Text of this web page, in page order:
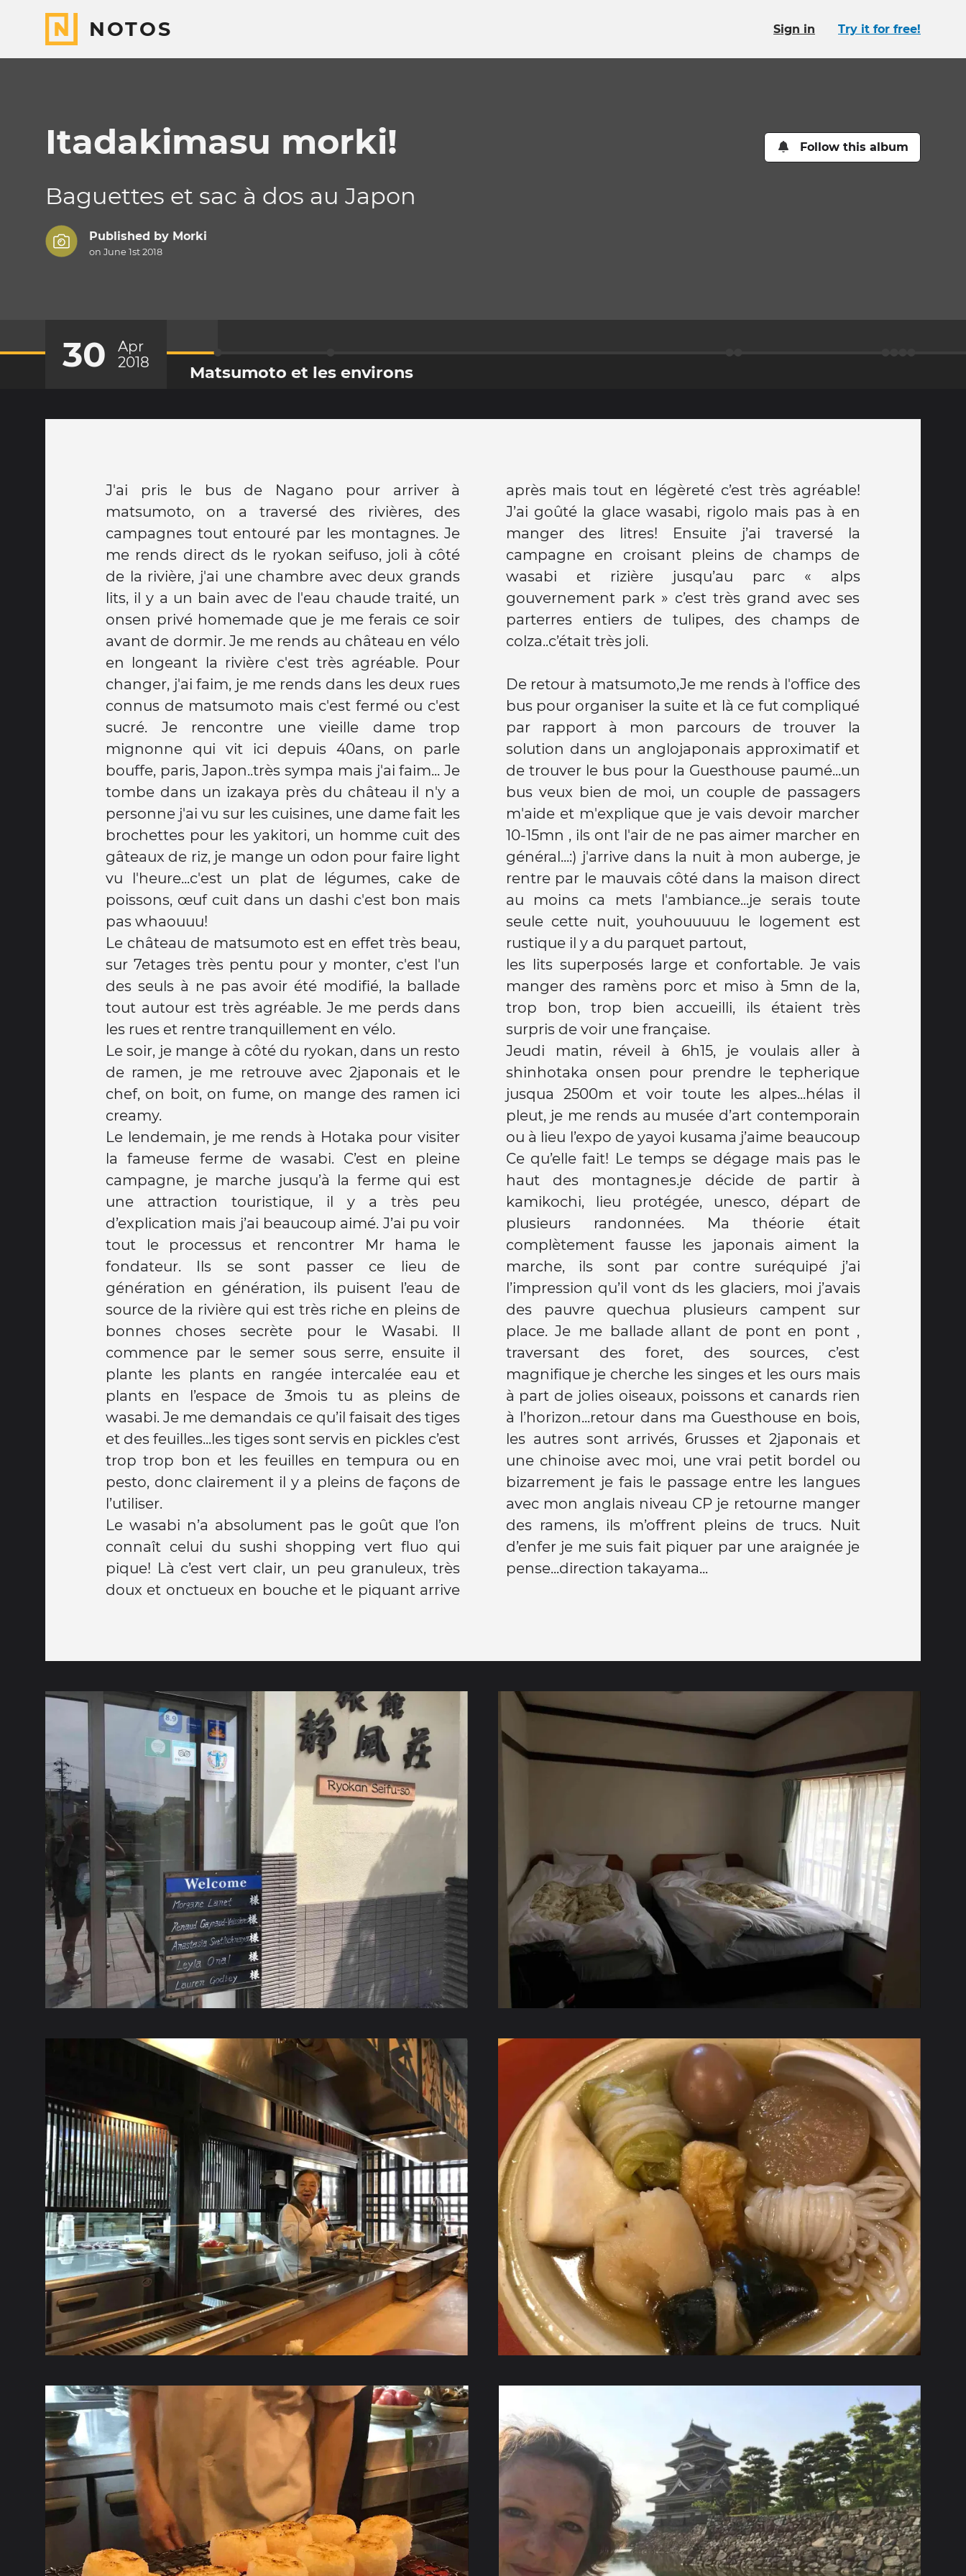
NOTOS Sign in Try it for free!
Itadakimasu morki! Follow this album
Baguettes et sac à dos au Japon
Published by Morki
on June 1st 2018
30
Apr
2018
Matsumoto et les environs
J'ai pris le bus de Nagano pour arriver à
matsumoto, on a traversé des rivières, des
campagnes tout entouré par les montagnes. Je
me rends direct ds le ryokan seifuso, joli à côté
de la rivière, j'ai une chambre avec deux grands
lits, il y a un bain avec de l'eau chaude traité, un
onsen privé homemade que je me ferais ce soir
avant de dormir. Je me rends au château en vélo
en longeant la rivière c'est très agréable. Pour
changer, j'ai faim, je me rends dans les deux rues
connus de matsumoto mais c'est fermé ou c'est
sucré. Je rencontre une vieille dame trop
mignonne qui vit ici depuis 40ans, on parle
bouffe, paris, Japon..très sympa mais j'ai faim... Je
tombe dans un izakaya près du château il n'y a
personne j'ai vu sur les cuisines, une dame fait les
brochettes pour les yakitori, un homme cuit des
gâteaux de riz, je mange un odon pour faire light
vu l'heure...c'est un plat de légumes, cake de
poissons, œuf cuit dans un dashi c'est bon mais
pas whaouuu!
Le château de matsumoto est en effet très beau,
sur 7etages très pentu pour y monter, c'est l'un
des seuls à ne pas avoir été modifié, la ballade
tout autour est très agréable. Je me perds dans
les rues et rentre tranquillement en vélo.
Le soir, je mange à côté du ryokan, dans un resto
de ramen, je me retrouve avec 2japonais et le
chef, on boit, on fume, on mange des ramen ici
creamy.
Le lendemain, je me rends à Hotaka pour visiter
la fameuse ferme de wasabi. C’est en pleine
campagne, je marche jusqu’à la ferme qui est
une attraction touristique, il y a très peu
d’explication mais j’ai beaucoup aimé. J’ai pu voir
tout le processus et rencontrer Mr hama le
fondateur. Ils se sont passer ce lieu de
génération en génération, ils puisent l’eau de
source de la rivière qui est très riche en pleins de
bonnes choses secrète pour le Wasabi. Il
commence par le semer sous serre, ensuite il
plante les plants en rangée intercalée eau et
plants en l’espace de 3mois tu as pleins de
wasabi. Je me demandais ce qu’il faisait des tiges
et des feuilles...les tiges sont servis en pickles c’est
trop trop bon et les feuilles en tempura ou en
pesto, donc clairement il y a pleins de façons de
l’utiliser.
Le wasabi n’a absolument pas le goût que l’on
connaît celui du sushi shopping vert fluo qui
pique! Là c’est vert clair, un peu granuleux, très
doux et onctueux en bouche et le piquant arrive
après mais tout en légèreté c’est très agréable!
J’ai goûté la glace wasabi, rigolo mais pas à en
manger des litres! Ensuite j’ai traversé la
campagne en croisant pleins de champs de
wasabi et rizière jusqu’au parc « alps
gouvernement park » c’est très grand avec ses
parterres entiers de tulipes, des champs de
colza..c’était très joli.
De retour à matsumoto,Je me rends à l'office des
bus pour organiser la suite et là ce fut compliqué
par rapport à mon parcours de trouver la
solution dans un anglojaponais approximatif et
de trouver le bus pour la Guesthouse paumé...un
bus veux bien de moi, un couple de passagers
m'aide et m'explique que je vais devoir marcher
10-15mn , ils ont l'air de ne pas aimer marcher en
général...:) j'arrive dans la nuit à mon auberge, je
rentre par le mauvais côté dans la maison direct
au moins ca mets l'ambiance...je serais toute
seule cette nuit, youhouuuuu le logement est
rustique il y a du parquet partout,
les lits superposés large et confortable. Je vais
manger des ramèns porc et miso à 5mn de la,
trop bon, trop bien accueilli, ils étaient très
surpris de voir une française.
Jeudi matin, réveil à 6h15, je voulais aller à
shinhotaka onsen pour prendre le tepherique
jusqua 2500m et voir toute les alpes...hélas il
pleut, je me rends au musée d’art contemporain
ou à lieu l’expo de yayoi kusama j’aime beaucoup
Ce qu’elle fait! Le temps se dégage mais pas le
haut des montagnes.je décide de partir à
kamikochi, lieu protégée, unesco, départ de
plusieurs randonnées. Ma théorie était
complètement fausse les japonais aiment la
marche, ils sont par contre suréquipé j’ai
l’impression qu’il vont ds les glaciers, moi j’avais
des pauvre quechua plusieurs campent sur
place. Je me ballade allant de pont en pont ,
traversant des foret, des sources, c’est
magnifique je cherche les singes et les ours mais
à part de jolies oiseaux, poissons et canards rien
à l’horizon...retour dans ma Guesthouse en bois,
les autres sont arrivés, 6russes et 2japonais et
une chinoise avec moi, une vrai petit bordel ou
bizarrement je fais le passage entre les langues
avec mon anglais niveau CP je retourne manger
des ramens, ils m’offrent pleins de trucs. Nuit
d’enfer je me suis fait piquer par une araignée je
pense...direction takayama...